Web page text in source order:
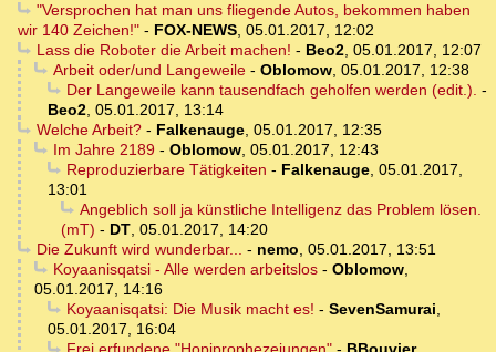
"Versprochen hat man uns fliegende Autos, bekommen haben
wir 140 Zeichen!" - FOX-NEWS, 05.01.2017, 12:02
Lass die Roboter die Arbeit machen! - Beo2, 05.01.2017, 12:07
Arbeit oder/und Langeweile- Oblomow, 05.01.2017, 12:38
Der Langeweile kann tausendfach geholfen werden (edit.). -
Beo2, 05.01.2017, 13:14
Welche Arbeit?- Falkenauge, 05.01.2017, 12:35
Im Jahre 2189- Oblomow, 05.01.2017, 12:43
Reproduzierbare Tätigkeiten - Falkenauge, 05.01.2017,
13:01
Angeblich soll ja künstliche Intelligenz das Problem lösen.
(mT) - DT, 05.01.2017, 14:20
Die Zukunft wird wunderbar... - nemo, 05.01.2017, 13:51
Koyaanisqatsi - Alle werden arbeitslos- Oblomow,
05.01.2017, 14:16
Koyaanisqatsi: Die Musik macht es! - SevenSamurai,
05.01.2017, 16:04